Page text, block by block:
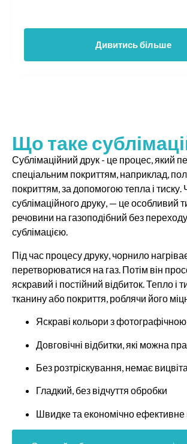
Дивитись більше
Що таке
Сублімаційний друк - це процес, який
спеціальним покриттям, наприклад,
покриттям, за допомогою тепла і
сублімаційного друку, — це особливий
речовини на газоподібний без
сублімацією.
Під час процесу друку, чорнило
перетворюватися на газ. Потім він
яскравий і постійний відбиток. Тепло
тканину або покриття, роблячи його
Яскраві кольори з фотографічною
Довговічні відбитки, які можна
Без розтріскування, немає
Гладкий, без відчуття обробки
Швидке та економічно